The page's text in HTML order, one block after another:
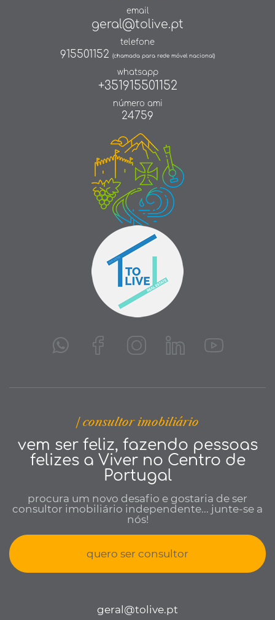
email
geral@tolive.pt
telefone
915501152 (chamada para rede móvel nacional)
whatsapp
+351915501152
número ami
24759
| consultor imobiliário
vem ser feliz, fazendo pessoas
felizes a Viver no Centro de
Portugal
procura um novo desafio e gostaria de ser
consultor imobiliário independente... junte-se a
nós!
quero ser consultor
geral@tolive.pt